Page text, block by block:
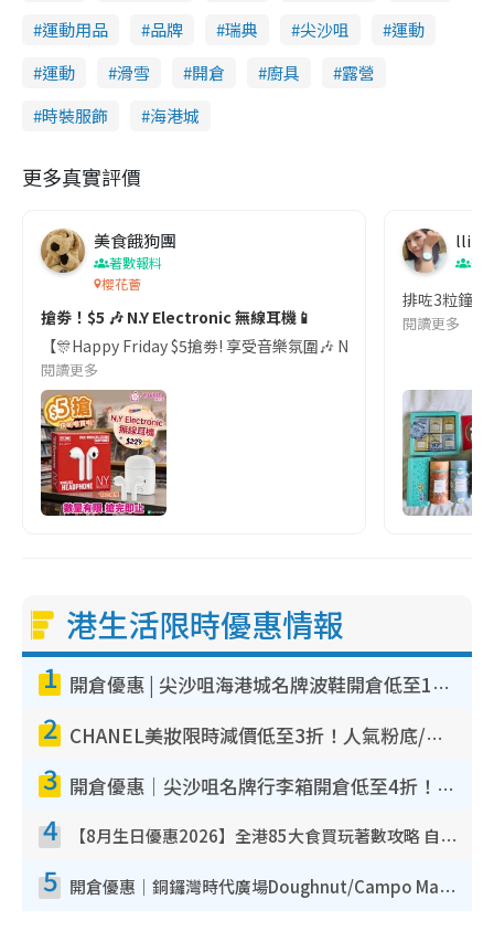
運動用品
品牌 瑞典 尖沙咀
運動
運動
滑雪 開倉 廚具
露營
時裝服飾
海港城
更多真實評價
美食餓狗團
著數報料
櫻花薈
搶劵！$5 🎶 N.Y Electronic 無線耳機📱
【🎊Happy Friday $5搶劵! 享受音樂氛圍🎶 N.Y Electronic 無
閱讀更多
著
排咗3粒鐘
閱讀更多
港生活限時優惠情報
1 開倉優惠 | 尖沙咀海港城名牌波鞋開倉低至1折！On鞋$899起／Joy&Peace鞋履$98起
2 CHANEL美妝限時減價低至3折！人氣粉底/唇膏/精華液低至$275！COCO香水都有平
3 開倉優惠｜尖沙咀名牌行李箱開倉低至4折！一連5日 American Tourister/ace./Hallmark $200起！
4 【8月生日優惠2026】全港85大食買玩著數攻略 自助餐/火鍋放題同行免費＋誠品/DONKI送現金券
5 開倉優惠｜銅鑼灣時代廣場Doughnut/Campo Marzio開倉低至1折！背囊、書包、手袋劈價$200起